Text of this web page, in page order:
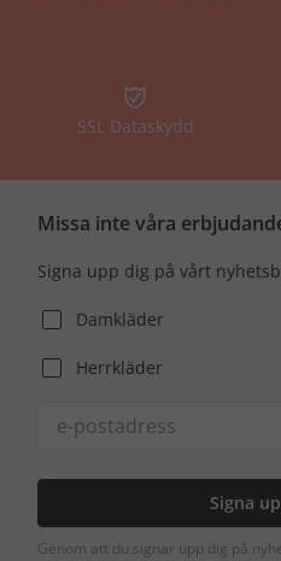
SSL Dataskydd
Missa inte våra
Signa upp dig på vårt
Damkläder
Herrkläder
Signa
Genom att du signar upp dig på